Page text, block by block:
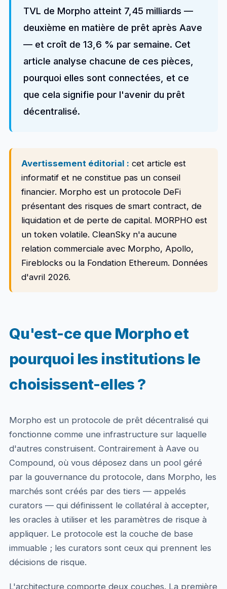
TVL de Morpho atteint 7,45 milliards —
deuxième en matière de prêt après Aave
— et croît de 13,6 % par semaine. Cet
article analyse chacune de ces pièces,
pourquoi elles sont connectées, et ce
que cela signifie pour l'avenir du prêt
décentralisé.
Avertissement éditorial : cet article est
informatif et ne constitue pas un conseil
financier. Morpho est un protocole DeFi
présentant des risques de smart contract, de
liquidation et de perte de capital. MORPHO est
un token volatile. CleanSky n'a aucune
relation commerciale avec Morpho, Apollo,
Fireblocks ou la Fondation Ethereum. Données
d'avril 2026.
Qu'est-ce que Morpho et
pourquoi les institutions le
choisissent-elles ?
Morpho est un protocole de prêt décentralisé qui
fonctionne comme une infrastructure sur laquelle
d'autres construisent. Contrairement à Aave ou
Compound, où vous déposez dans un pool géré
par la gouvernance du protocole, dans Morpho, les
marchés sont créés par des tiers — appelés
curators — qui définissent le collatéral à accepter,
les oracles à utiliser et les paramètres de risque à
appliquer. Le protocole est la couche de base
immuable ; les curators sont ceux qui prennent les
décisions de risque.
L'architecture comporte deux couches. La première